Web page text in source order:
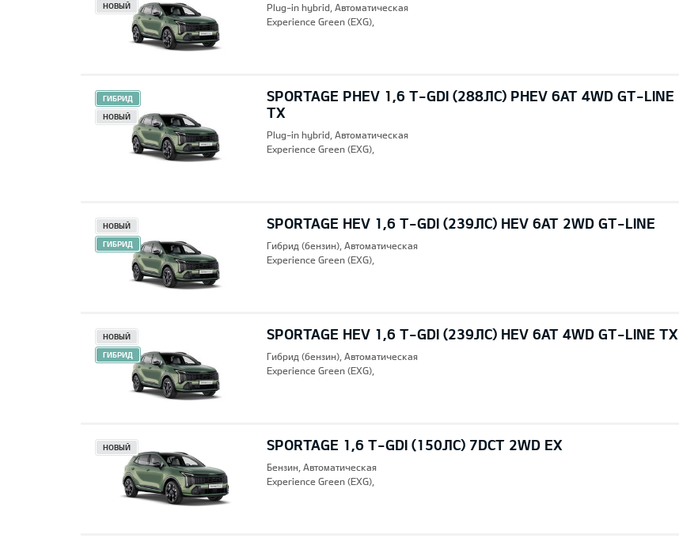
НОВЫЙ
Plug-in hybrid, Автоматическая
Experience Green (EXG),
SPORTAGE PHEV 1,6 T-GDI (288ЛС) PHEV 6AT 4WD GT-LINE
TX
ГИБРИД
НОВЫЙ
Plug-in hybrid, Автоматическая
Experience Green (EXG),
SPORTAGE HEV 1,6 T-GDI (239ЛС) HEV 6AT 2WD GT-LINE
НОВЫЙ
ГИБРИД
Гибрид (бензин), Автоматическая
Experience Green (EXG),
SPORTAGE HEV 1,6 T-GDI (239ЛС) HEV 6AT 4WD GT-LINE TX
НОВЫЙ
ГИБРИД
Гибрид (бензин), Автоматическая
Experience Green (EXG),
SPORTAGE 1,6 T-GDI (150ЛС) 7DCT 2WD EX
НОВЫЙ
Бензин, Автоматическая
Experience Green (EXG),